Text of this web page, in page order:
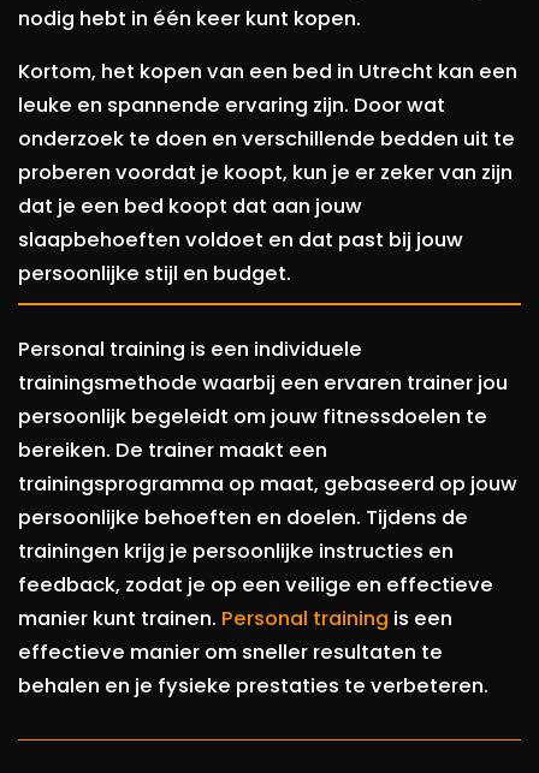
nodig hebt in één keer kunt kopen.
Kortom, het kopen van een bed in Utrecht kan een
leuke en spannende ervaring zijn. Door wat
onderzoek te doen en verschillende bedden uit te
proberen voordat je koopt, kun je er zeker van zijn
dat je een bed koopt dat aan jouw
slaapbehoeften voldoet en dat past bij jouw
persoonlijke stijl en budget.
Personal training is een individuele
trainingsmethode waarbij een ervaren trainer jou
persoonlijk begeleidt om jouw fitnessdoelen te
bereiken. De trainer maakt een
trainingsprogramma op maat, gebaseerd op jouw
persoonlijke behoeften en doelen. Tijdens de
trainingen krijg je persoonlijke instructies en
feedback, zodat je op een veilige en effectieve
manier kunt trainen. Personal training is een
effectieve manier om sneller resultaten te
behalen en je fysieke prestaties te verbeteren.